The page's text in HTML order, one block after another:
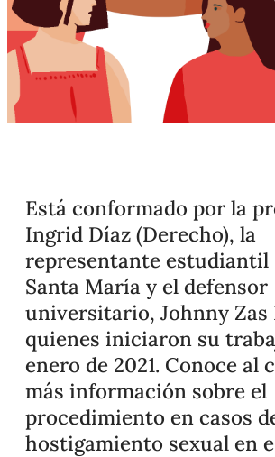
Está conformado por la
Ingrid Díaz (Derecho), la
representante estudiantil
Santa María y el defensor
universitario, Johnny Zas
quienes iniciaron su
enero de 2021. Conoce al
más información sobre el
procedimiento en casos
hostigamiento sexual en